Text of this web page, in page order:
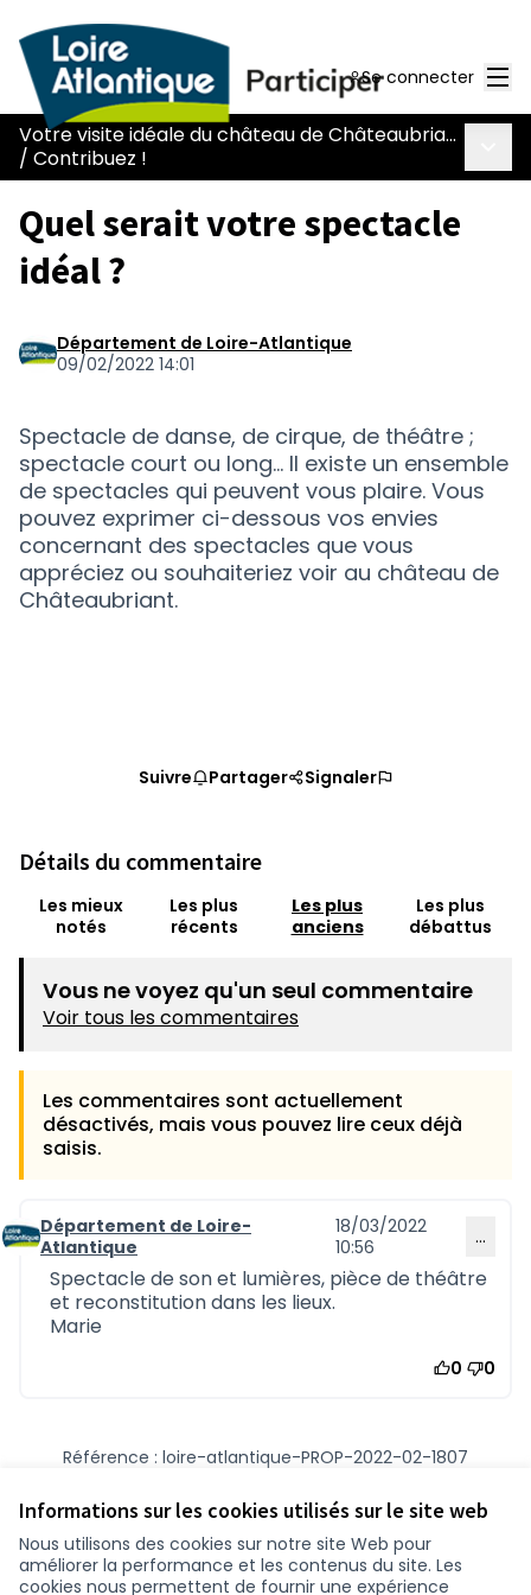
Informations sur les cookies utilisés sur le site web
Nous utilisons des cookies sur notre site Web pour
améliorer la performance et les contenus du site. Les
cookies nous permettent de fournir une expérience
Se connecter
Votre visite idéale du château de Châteaubriant
/ Contribuez !
Quel serait votre spectacle
idéal ?
Département de Loire-Atlantique
09/02/2022 14:01
Spectacle de danse, de cirque, de théâtre ;
spectacle court ou long... Il existe un ensemble
de spectacles qui peuvent vous plaire. Vous
pouvez exprimer ci-dessous vos envies
concernant des spectacles que vous
appréciez ou souhaiteriez voir au château de
Châteaubriant.
Suivre Partager Signaler
Détails du commentaire
Les mieux
notés
Les plus
récents
Les plus
anciens
Les plus
débattus
Vous ne voyez qu'un seul commentaire
Voir tous les commentaires
Les commentaires sont actuellement
désactivés, mais vous pouvez lire ceux déjà
saisis.
Commentaire 1051
Département de Loire-
Atlantique
18/03/2022
10:56
…
Spectacle de son et lumières, pièce de théâtre
et reconstitution dans les lieux.
Marie
0 0
Référence : loire-atlantique-PROP-2022-02-1807
Vérifiez l'empreinte numérique
Conditions d'utilisation